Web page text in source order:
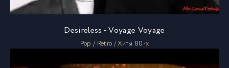
Desireless - Voyage Voyage
Pop / Retro / Хиты 80-х